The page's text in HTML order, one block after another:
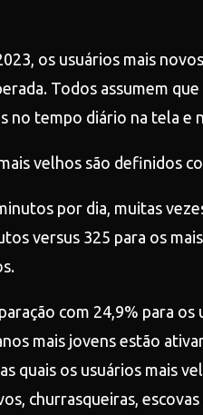
os usuários mais
Todos assumem
no tempo diário na tela e
velhos são definidos
por dia, muitas
versus 325 para os
com 24,9% para os
mais jovens estão
quais os usuários mais
churrasqueiras,